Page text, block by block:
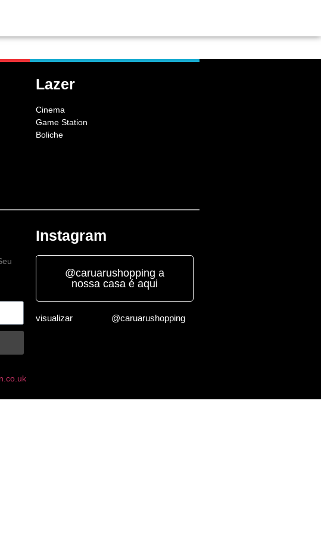
Lazer
Cinema
Game Station
Boliche
Instagram
@caruarushopping a
nossa casa é aqui
visualizar @caruarushopping